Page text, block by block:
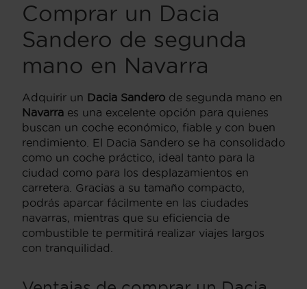
Comprar un Dacia
Sandero de segunda
mano en Navarra
Adquirir un Dacia Sandero de segunda mano en
Navarra es una excelente opción para quienes
buscan un coche económico, fiable y con buen
rendimiento. El Dacia Sandero se ha consolidado
como un coche práctico, ideal tanto para la
ciudad como para los desplazamientos en
carretera. Gracias a su tamaño compacto,
podrás aparcar fácilmente en las ciudades
navarras, mientras que su eficiencia de
combustible te permitirá realizar viajes largos
con tranquilidad.